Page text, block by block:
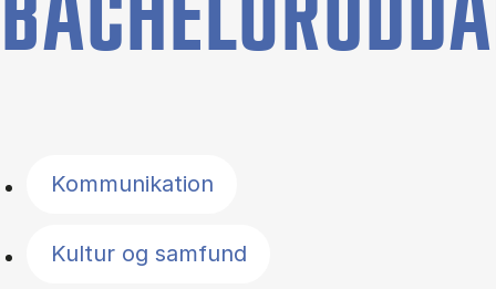
Kommunikation
Kultur og samfund